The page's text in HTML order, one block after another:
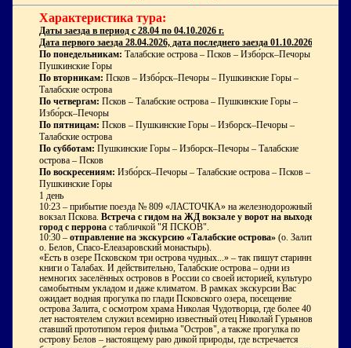
Характеристика тура:
Даты заезда в период с 28.04 по 04.10.2026 г.
Дата первого заезда 28.04.2026, дата последнего заезда 01.10.2026 г.
По понедельникам: Талабские острова – Псков – Избо́рск–Печоры –
Пушкинские Горы
По вторникам: Псков – Избо́рск–Печоры – Пушкинские Горы –
Талабские острова
По четвергам: Псков – Талабские острова – Пушкинские Горы –
Избо́рск–Печоры
По пятницам: Псков – Пушкинские Горы – Изборск–Печоры –
Талабские острова
По субботам: Пушкинские Горы – Изборск–Печоры – Талабские
острова – Псков
По воскресениям: Избо́рск–Печоры – Талабские острова – Псков –
Пушкинские Горы
1 день
10:23 – прибытие поезда № 809 «ЛАСТОЧКА» на железнодорожный
вокзал Пскова. Встреча с гидом на ЖД вокзале у ворот на выходе в
город с перрона с табличкой "Я ПСКОВ".
10:30 – отправление на экскурсию «Талабские острова» (о. Залит,
о. Белов, Спасо-Елеазаровский монастырь).
«Есть в озере Псковском три острова чудных...» – так пишут старинные
книги о Талабах. И действительно, Талабские острова – одни из
немногих заселённых островов в России со своей историей, культурой,
самобытным укладом и даже климатом. В рамках экскурсии Вас
ожидает водная прогулка по глади Псковского озера, посещение
острова Залита, с осмотром храма Николая Чудотворца, где более 40
лет настоятелем служил всемирно известный отец Николай Гурьянов,
ставший прототипом героя фильма "Остров", а также прогулка по
острову Белов – настоящему раю дикой природы, где встречается